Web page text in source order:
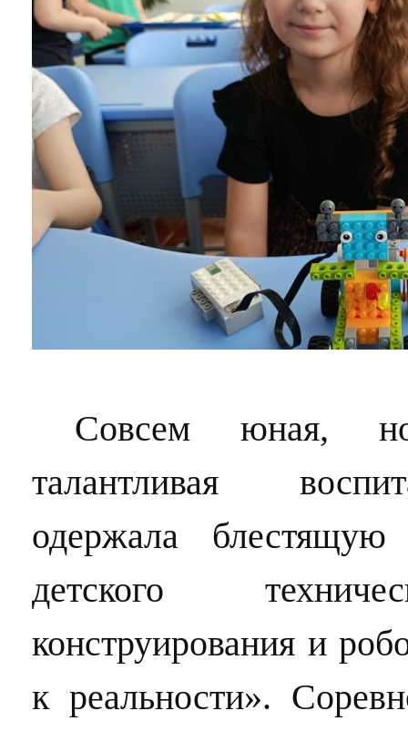
Совсем юная,
талантливая
одержала
детского
конструирования и
к реальности».